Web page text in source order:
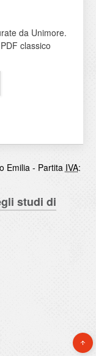
da Unimore.
classico
Emilia - Partita IVA:
studi di